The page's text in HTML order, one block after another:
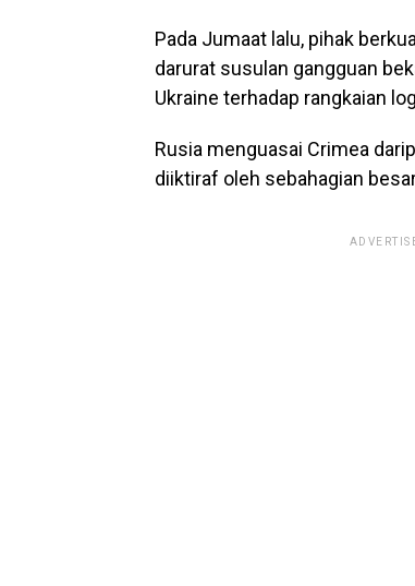
Pada Jumaat lalu, pihak
darurat susulan gangguan
Ukraine terhadap rangkaian
Rusia menguasai Crimea
diiktiraf oleh sebahagian